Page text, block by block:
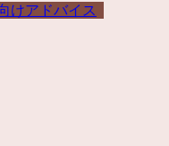
けアドバイス